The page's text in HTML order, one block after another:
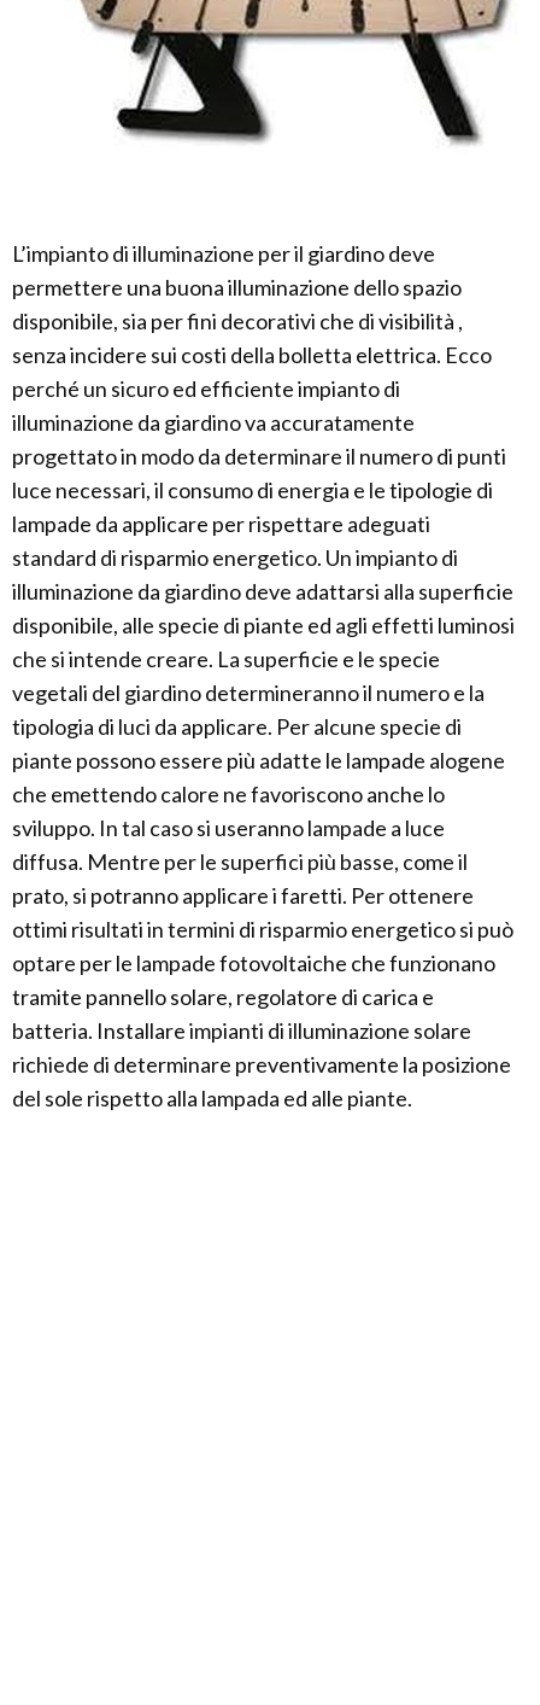
L’impianto di illuminazione per il giardino deve
permettere una buona illuminazione dello spazio
disponibile, sia per fini decorativi che di visibilità ,
senza incidere sui costi della bolletta elettrica. Ecco
perché un sicuro ed efficiente impianto di
illuminazione da giardino va accuratamente
progettato in modo da determinare il numero di punti
luce necessari, il consumo di energia e le tipologie di
lampade da applicare per rispettare adeguati
standard di risparmio energetico. Un impianto di
illuminazione da giardino deve adattarsi alla superficie
disponibile, alle specie di piante ed agli effetti luminosi
che si intende creare. La superficie e le specie
vegetali del giardino determineranno il numero e la
tipologia di luci da applicare. Per alcune specie di
piante possono essere più adatte le lampade alogene
che emettendo calore ne favoriscono anche lo
sviluppo. In tal caso si useranno lampade a luce
diffusa. Mentre per le superfici più basse, come il
prato, si potranno applicare i faretti. Per ottenere
ottimi risultati in termini di risparmio energetico si può
optare per le lampade fotovoltaiche che funzionano
tramite pannello solare, regolatore di carica e
batteria. Installare impianti di illuminazione solare
richiede di determinare preventivamente la posizione
del sole rispetto alla lampada ed alle piante.